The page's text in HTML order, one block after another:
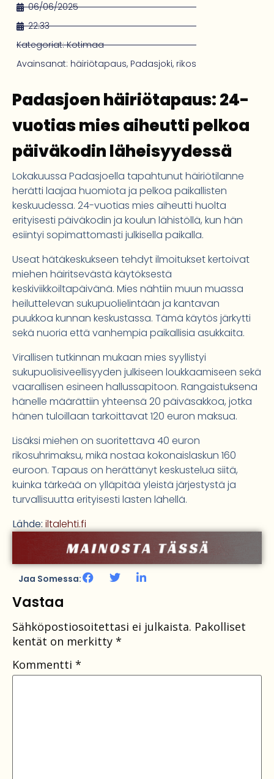
06/06/2025
22:33
Kategoriat: Kotimaa
Avainsanat: häiriötapaus, Padasjoki, rikos
Padasjoen häiriötapaus: 24-
vuotias mies aiheutti pelkoa
päiväkodin läheisyydessä
Lokakuussa Padasjoella tapahtunut häiriötilanne
herätti laajaa huomiota ja pelkoa paikallisten
keskuudessa. 24-vuotias mies aiheutti huolta
erityisesti päiväkodin ja koulun lähistöllä, kun hän
esiintyi sopimattomasti julkisella paikalla.
Useat hätäkeskukseen tehdyt ilmoitukset kertoivat
miehen häiritsevästä käytöksestä
keskiviikkoiltapäivänä. Mies nähtiin muun muassa
heiluttelevan sukupuolielintään ja kantavan
puukkoa kunnan keskustassa. Tämä käytös järkytti
sekä nuoria että vanhempia paikallisia asukkaita.
Virallisen tutkinnan mukaan mies syyllistyi
sukupuolisiveellisyyden julkiseen loukkaamiseen sekä
vaarallisen esineen hallussapitoon. Rangaistuksena
hänelle määrättiin yhteensä 20 päiväsakkoa, jotka
hänen tuloillaan tarkoittavat 120 euron maksua.
Lisäksi miehen on suoritettava 40 euron
rikosuhrimaksu, mikä nostaa kokonaislaskun 160
euroon. Tapaus on herättänyt keskustelua siitä,
kuinka tärkeää on ylläpitää yleistä järjestystä ja
turvallisuutta erityisesti lasten lähellä.
Lähde: iltalehti.fi
Jaa Somessa:
Vastaa
Sähköpostiosoitettasi ei julkaista. Pakolliset
kentät on merkitty *
Kommentti *